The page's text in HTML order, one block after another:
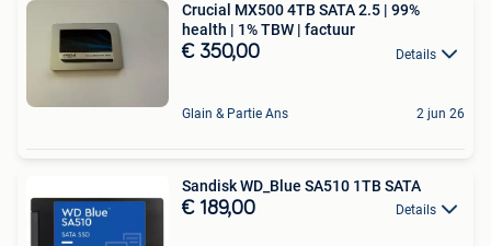
Crucial MX500 4TB SATA 2.5 | 99%
health | 1% TBW | factuur
€ 350,00 Details
Glain & Partie Ans 2 jun 26
Sandisk WD_Blue SA510 1TB SATA
€ 189,00 Details